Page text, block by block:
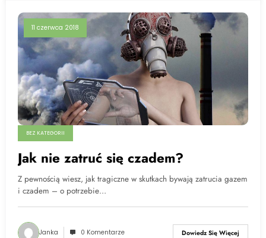
11 czerwca 2018
BEZ KATEGORII
Jak nie zatruć się czadem?
Z pewnością wiesz, jak tragiczne w skutkach bywają zatrucia gazem
i czadem – o potrzebie…
Janka 0 Komentarze Dowiedz Się Więcej